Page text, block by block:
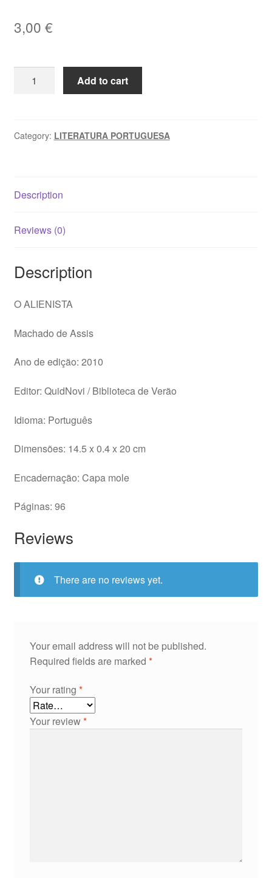
3,00 €
ALIENISTA
de
Add to cart
Category: LITERATURA PORTUGUESA
Description
Reviews (0)
Description
O ALIENISTA
Machado de Assis
Ano de edição: 2010
Editor: QuidNovi / Biblioteca de Verão
Idioma: Português
Dimensões: 14.5 x 0.4 x 20 cm
Encadernação: Capa mole
Páginas: 96
Reviews
There are no reviews yet.
Your email address will not be published.
Required fields are marked *
Your rating *
Your review*